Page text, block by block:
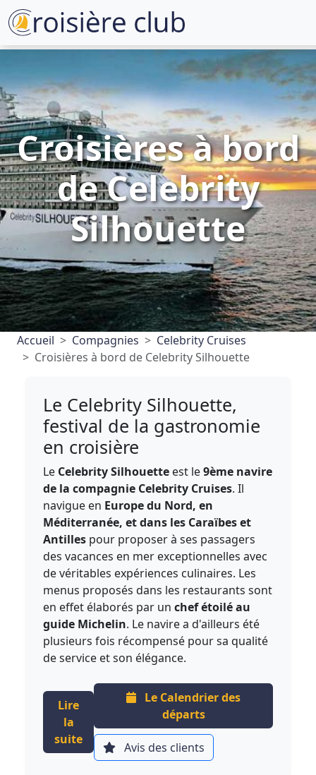
Croisières à bord
de Celebrity
Silhouette
Accueil Compagnies
Celebrity Cruises
Croisières à bord de Celebrity Silhouette
Le Celebrity Silhouette,
festival de la gastronomie
en croisière
Le Celebrity Silhouette est le9ème navire
de la compagnie Celebrity Cruises. Il
navigue en Europe du Nord, en
Méditerranée, et dans les Caraïbes et
Antilles pour proposer à ses passagers
des vacances en mer exceptionnelles avec
de véritables expériences culinaires. Les
menus proposés dans les restaurants sont
en effet élaborés par unchef étoilé au
guide Michelin. Le navire a d'ailleurs été
plusieurs fois récompensé pour sa qualité
de service et son élégance.
Lire
la
suite
Le Calendrier des
départs
Avis des clients